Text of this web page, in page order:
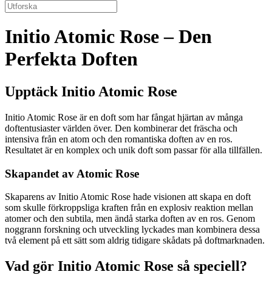
Initio Atomic Rose – Den
Perfekta Doften
Upptäck Initio Atomic Rose
Initio Atomic Rose är en doft som har fångat hjärtan av många
doftentusiaster världen över. Den kombinerar det fräscha och
intensiva från en atom och den romantiska doften av en ros.
Resultatet är en komplex och unik doft som passar för alla tillfällen.
Skapandet av Atomic Rose
Skaparens av Initio Atomic Rose hade visionen att skapa en doft
som skulle förkroppsliga kraften från en explosiv reaktion mellan
atomer och den subtila, men ändå starka doften av en ros. Genom
noggrann forskning och utveckling lyckades man kombinera dessa
två element på ett sätt som aldrig tidigare skådats på doftmarknaden.
Vad gör Initio Atomic Rose så speciell?